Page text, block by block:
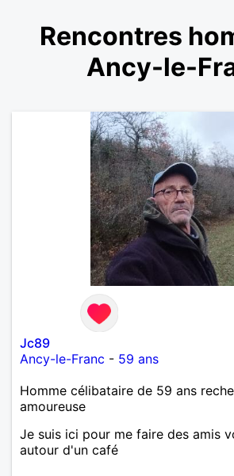
Rencontres
Ancy-le-
Jc89
Ancy-le-Franc - 59 ans
Homme célibataire de 59 ans
amoureuse
Je suis ici pour me faire des amis
autour d'un café